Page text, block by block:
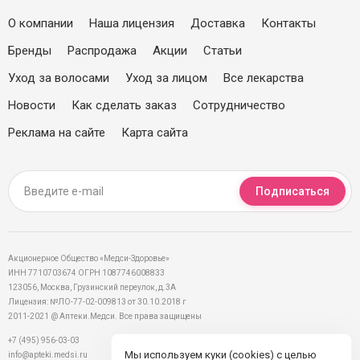
О компании Наша лицензия Доставка
Контакты
Бренды
Распродажа Акции
Статьи
Уход за волосами
Уход за лицом
Все лекарства
Новости
Как сделать заказ
Сотрудничество
Реклама на сайте
Карта сайта
Подписаться
Акционерное Общество «Медси-Здоровье»
ИНН 7710703674 ОГРН 1087746008833
123056, Москва, Грузинский переулок, д.3А
Лицензия: №ЛО-77-02-009813 от 30.10.2018 г
2011-2021 @ Аптеки.Медси. Все права защищены
+7 (495) 956-03-03
info@apteki.medsi.ru
Мы используем куки (cookies) с целью